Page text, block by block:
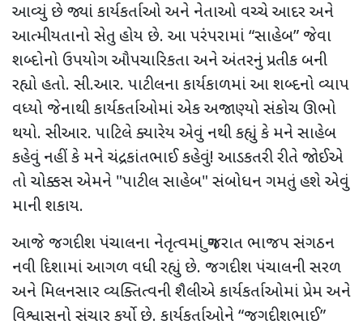
આવ્યું છે જ્યાં કાર્યકર્તાઓ અને નેતાઓ વચ્ચે આદર અને
આત્મીયતાનો સેતુ હોય છે. આ પરંપરામાં “સાહેબ” જેવા
શબ્દોનો ઉપયોગ ઔપચારિકતા અને અંતરનું પ્રતીક બની
રહ્યો હતો. સી.આર. પાટીલના કાર્યકાળમાં આ શબ્દનો વ્યાપ
વધ્યો જેનાથી કાર્યકર્તાઓમાં એક અજાણ્યો સંકોચ ઊભો
થયો. સીઆર. પાટિલે ક્યારેય એવું નથી કહ્યું કે મને સાહેબ
કહેવું નહીં કે મને ચંદ્રકાંતભાઈ કહેવું! આડકતરી રીતે જોઈએ
તો ચોક્કસ એમને "પાટીલ સાહેબ" સંબોધન ગમતું હશે એવું
માની શકાય.
આજે જગદીશ પંચાલના નેતૃત્વમાં ગુજરાત ભાજપ સંગઠન
નવી દિશામાં આગળ વધી રહ્યું છે. જગદીશ પંચાલની સરળ
અને મિલનસાર વ્યક્તિત્વની શૈલીએ કાર્યકર્તાઓમાં પ્રેમ અને
વિશ્વાસનો સંચાર કર્યો છે. કાર્યકર્તાઓને “જગદીશભાઈ”